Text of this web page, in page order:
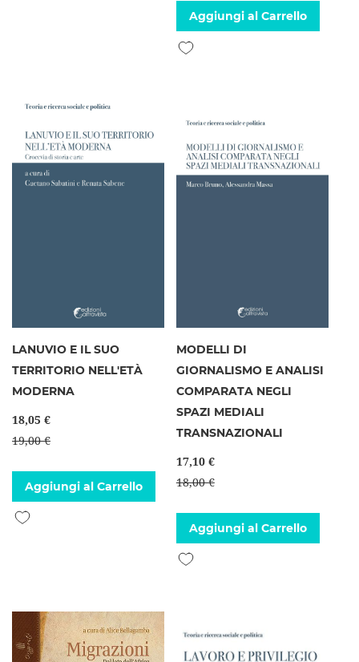
Aggiungi al Carrello
Aggiungi alla lista desideri
LANUVIO E IL SUO
TERRITORIO NELL'ETÀ
MODERNA
18,05 €
19,00 €
Aggiungi al Carrello
Aggiungi alla lista desideri
MODELLI DI
GIORNALISMO E ANALISI
COMPARATA NEGLI
SPAZI MEDIALI
TRANSNAZIONALI
17,10 €
18,00 €
Aggiungi al Carrello
Aggiungi alla lista desideri